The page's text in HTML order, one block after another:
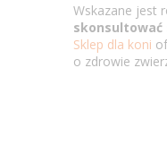
Wskazane jest
skonsultować
Sklep dla koni
o zdrowie